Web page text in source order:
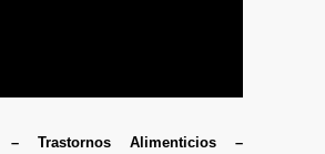
– Trastornos Alimenticios –